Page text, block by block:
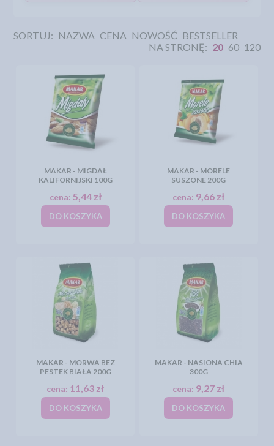
SORTUJ: NAZWA CENA NOWOŚĆ BESTSELLER
NA STRONĘ: 20 60 120
MAKAR - MIGDAŁ
KALIFORNIJSKI 100G
cena: 5,44 zł
DO KOSZYKA
MAKAR - MORELE
SUSZONE 200G
cena: 9,66 zł
DO KOSZYKA
MAKAR - MORWA BEZ
PESTEK BIAŁA 200G
cena: 11,63 zł
DO KOSZYKA
MAKAR - NASIONA CHIA
300G
cena: 9,27 zł
DO KOSZYKA